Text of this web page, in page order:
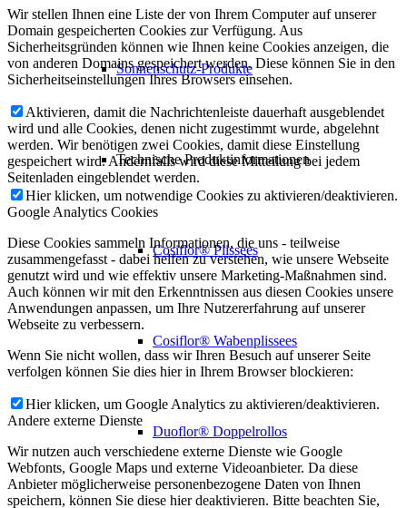
Sonnenschutz-Produkte
Technische Produktinformationen
Cosiflor® Plissees
Cosiflor® Wabenplissees
Duoflor® Doppelrollos
Wir stellen Ihnen eine Liste der von Ihrem Computer auf unserer
Domain gespeicherten Cookies zur Verfügung. Aus
Sicherheitsgründen können wie Ihnen keine Cookies anzeigen, die
von anderen Domains gespeichert werden. Diese können Sie in den
Sicherheitseinstellungen Ihres Browsers einsehen.
Aktivieren, damit die Nachrichtenleiste dauerhaft ausgeblendet
wird und alle Cookies, denen nicht zugestimmt wurde, abgelehnt
werden. Wir benötigen zwei Cookies, damit diese Einstellung
gespeichert wird. Andernfalls wird diese Mitteilung bei jedem
Seitenladen eingeblendet werden.
Hier klicken, um notwendige Cookies zu aktivieren/deaktivieren.
Google Analytics Cookies
Diese Cookies sammeln Informationen, die uns - teilweise
zusammengefasst - dabei helfen zu verstehen, wie unsere Webseite
genutzt wird und wie effektiv unsere Marketing-Maßnahmen sind.
Auch können wir mit den Erkenntnissen aus diesen Cookies unsere
Anwendungen anpassen, um Ihre Nutzererfahrung auf unserer
Webseite zu verbessern.
Wenn Sie nicht wollen, dass wir Ihren Besuch auf unserer Seite
verfolgen können Sie dies hier in Ihrem Browser blockieren:
Hier klicken, um Google Analytics zu aktivieren/deaktivieren.
Andere externe Dienste
Wir nutzen auch verschiedene externe Dienste wie Google
Webfonts, Google Maps und externe Videoanbieter. Da diese
Anbieter möglicherweise personenbezogene Daten von Ihnen
speichern, können Sie diese hier deaktivieren. Bitte beachten Sie,